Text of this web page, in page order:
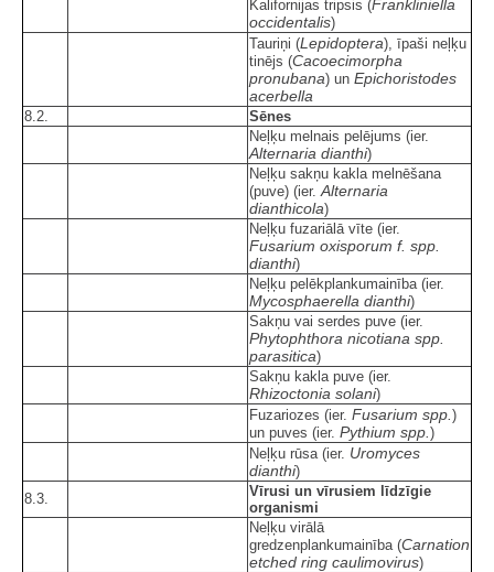
Kalifornijas tripsis (Frankliniella
occidentalis)
Tauriņi (Lepidoptera), īpaši neļķu
tinējs (Cacoecimorpha
pronubana) un Epichoristodes
acerbella
8.2.
Sēnes
Neļķu melnais pelējums (ier.
Alternaria dianthi)
Neļķu sakņu kakla melnēšana
(puve) (ier. Alternaria
dianthicola)
Neļķu fuzariālā vīte (ier.
Fusarium oxisporum f. spp.
dianthi)
Neļķu pelēkplankumainība (ier.
Mycosphaerella dianthi)
Sakņu vai serdes puve (ier.
Phytophthora nicotiana spp.
parasitica)
Sakņu kakla puve (ier.
Rhizoctonia solani)
Fuzariozes (ier. Fusarium spp. )
un puves (ier. Pythium spp. )
Neļķu rūsa (ier. Uromyces
dianthi)
8.3.
Vīrusi un vīrusiem līdzīgie
organismi
Neļķu virālā
gredzenplankumainība (Carnation
etched ring caulimovirus)